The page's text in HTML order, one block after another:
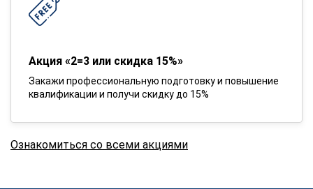
Акция «2=3 или скидка 15%»
Закажи профессиональную подготовку и повышение
квалификации и получи скидку до 15%
Ознакомиться со всеми акциями